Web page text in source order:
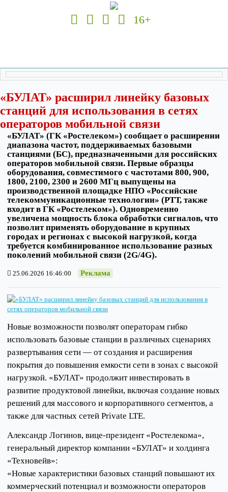
16+
«БУЛАТ» расширил линейку базовых
станций для использования в сетях
операторов мобильной связи
«БУЛАТ» (ГК «Ростелеком») сообщает о расширении
диапазона частот, поддерживаемых базовыми
станциями (БС), предназначенными для российских
операторов мобильной связи. Первые образцы
оборудования, совместимого с частотами 800, 900,
1800, 2100, 2300 и 2600 МГц выпущены на
производственной площадке НПО «Российские
телекоммуникационные технологии» (РТТ, также
входит в ГК «Ростелеком»). Одновременно
увеличена мощность блока обработки сигналов, что
позволит применять оборудование в крупных
городах и регионах с высокой нагрузкой, когда
требуется комбинированное использование разных
поколений мобильной связи (2G/4G).
25.06.2026 16:46:00 Реклама
Новые возможности позволят операторам гибко
использовать базовые станции в различных сценариях
развертывания сети — от создания и расширения
покрытия до повышения емкости сети в зонах с высокой
нагрузкой. «БУЛАТ» продолжит инвестировать в
развитие продуктовой линейки, включая создание новых
решений для массового и корпоративного сегментов, а
также для частных сетей Private LTE.
Александр Логинов, вице-президент «Ростелекома»,
генеральный директор компании «БУЛАТ» и холдинга
«Техновейв»:
«Новые характеристики базовых станций повышают их
коммерческий потенциал и возможности операторов